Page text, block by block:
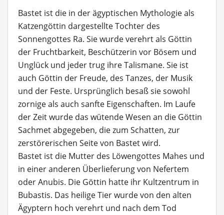
Bastet ist die in der ägyptischen Mythologie als
Katzengöttin dargestellte Tochter des
Sonnengottes Ra. Sie wurde verehrt als Göttin
der Fruchtbarkeit, Beschützerin vor Bösem und
Unglück und jeder trug ihre Talismane. Sie ist
auch Göttin der Freude, des Tanzes, der Musik
und der Feste. Ursprünglich besaß sie sowohl
zornige als auch sanfte Eigenschaften. Im Laufe
der Zeit wurde das wütende Wesen an die Göttin
Sachmet abgegeben, die zum Schatten, zur
zerstörerischen Seite von Bastet wird.
Bastet ist die Mutter des Löwengottes Mahes und
in einer anderen Überlieferung von Nefertem
oder Anubis. Die Göttin hatte ihr Kultzentrum in
Bubastis. Das heilige Tier wurde von den alten
Ägyptern hoch verehrt und nach dem Tod